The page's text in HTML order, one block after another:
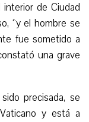
de Ciudad
“y el hombre se
fue sometido a
una grave
precisada, se
y está a